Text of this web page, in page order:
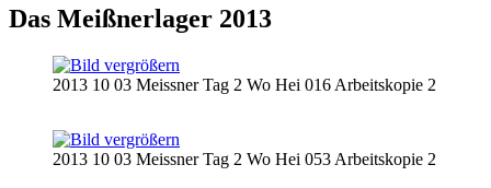
Das Meißnerlager 2013
2013 10 03 Meissner Tag 2 Wo Hei 016 Arbeitskopie 2
2013 10 03 Meissner Tag 2 Wo Hei 053 Arbeitskopie 2